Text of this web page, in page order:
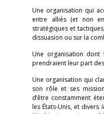
Une organisation qui
entre alliés (et non
stratégiques et
dissuasion ou sur la
Une organisation dont
prendraient leur part
Une organisation qui
son rôle et ses
d’être constamment
les États-Unis, et divers